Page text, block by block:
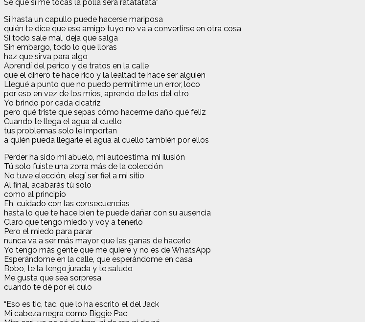
Sé que si me tocas la polla será ratatatatá”
Si hasta un capullo puede hacerse mariposa
quién te dice que ese amigo tuyo no va a convertirse en otra cosa
Si todo sale mal, deja que salga
Sin embargo, todo lo que lloras
haz que sirva para algo
Aprendí del perico y de tratos en la calle
que el dinero te hace rico y la lealtad te hace ser alguien
Llegué a punto que no puedo permitirme un error, loco
por eso en vez de los míos, aprendo de los del otro
Yo brindo por cada cicatriz
pero qué triste que sepas cómo hacerme daño qué feliz
Cuando te llega el agua al cuello
tus problemas solo le importan
a quién pueda llegarle el agua al cuello también por ellos
Perder ha sido mi abuelo, mi autoestima, mi ilusión
Tú solo fuiste una zorra más de la colección
No tuve elección, elegí ser fiel a mi sitio
Al final, acabarás tú solo
como al principio
Eh, cuidado con las consecuencias
hasta lo que te hace bien te puede dañar con su ausencia
Claro que tengo miedo y voy a tenerlo
Pero el miedo para parar
nunca va a ser más mayor que las ganas de hacerlo
Yo tengo más gente que me quiere y no es de WhatsApp
Esperándome en la calle, que esperándome en casa
Bobo, te la tengo jurada y te saludo
Me gusta que sea sorpresa
cuando te dé por el culo
“Eso es tic, tac, que lo ha escrito el del Jack
Mi cabeza negra como Biggie Pac